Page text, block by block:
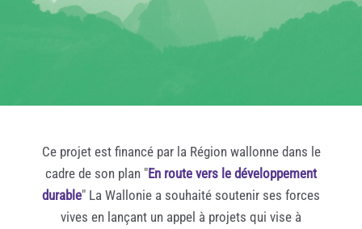
Ce projet est financé par la Région wallonne dans le
cadre de son plan "En route vers le développement
durable" La Wallonie a souhaité soutenir ses forces
vives en lançant un appel à projets qui vise à